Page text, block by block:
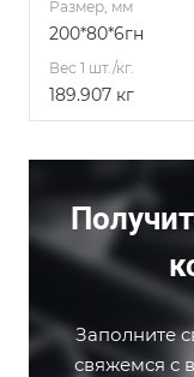
Размер, мм
200*80*6гн
Вес 1 шт./кг.
189.907 кг
Заполните
свяжемся с